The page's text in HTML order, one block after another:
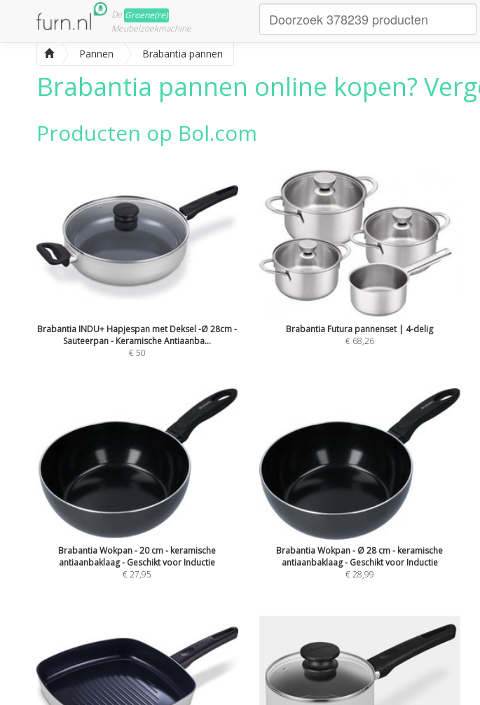
De Groene(re)
Meubelzoekmachine
Pannen Brabantia pannen
Brabantia pannen online kopen?
Producten op Bol.com
Brabantia INDU+ Hapjespan met Deksel -Ø 28cm -
Sauteerpan - Keramische Antiaanba...
€ 50
Brabantia Futura pannenset | 4-delig
€ 68,26
Brabantia Wokpan - 20 cm - keramische
antiaanbaklaag - Geschikt voor Inductie
€ 27,95
Brabantia Wokpan - Ø 28 cm - keramische
antiaanbaklaag - Geschikt voor Inductie
€ 28,99